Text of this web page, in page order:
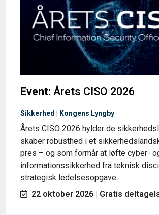
Event: Årets CISO 2026
Sikkerhed | Kongens Lyngby
Årets CISO 2026 hylder de
skaber robusthed i et
pres – og som formår at løfte cyber-
informationssikkerhed fra teknisk
strategisk ledelsesopgave.
22 oktober 2026 | Gratis